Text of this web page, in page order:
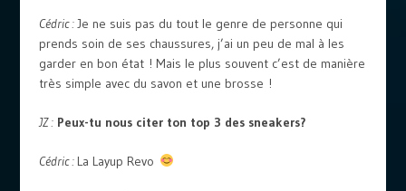
Cédric :Je ne suis pas du tout le genre de personne qui
prends soin de ses chaussures, j’ai un peu de mal à les
garder en bon état ! Mais le plus souvent c’est de manière
très simple avec du savon et une brosse !
JZ :Peux-tu nous citer ton top 3 des sneakers?
Cédric : La Layup Revo